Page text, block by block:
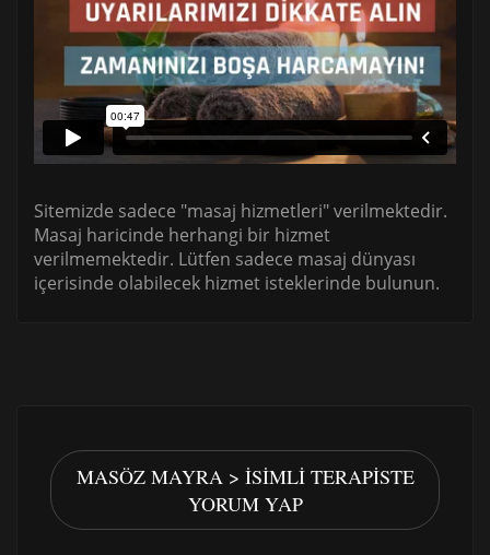
Sitemizde sadece "masaj hizmetleri" verilmektedir.
Masaj haricinde herhangi bir hizmet
verilmemektedir. Lütfen sadece masaj dünyası
içerisinde olabilecek hizmet isteklerinde bulunun.
MASÖZ MAYRA > İSIMLI TERAPISTE
YORUM YAP